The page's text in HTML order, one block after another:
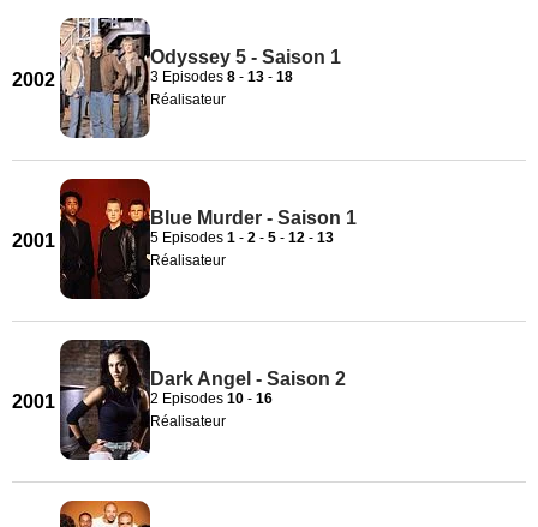
2002
Odyssey 5 - Saison 1
3 Episodes 8 - 13 - 18
Réalisateur
2001
Blue Murder - Saison 1
5 Episodes 1 - 2 - 5 - 12 - 13
Réalisateur
2001
Dark Angel - Saison 2
2 Episodes 10 - 16
Réalisateur